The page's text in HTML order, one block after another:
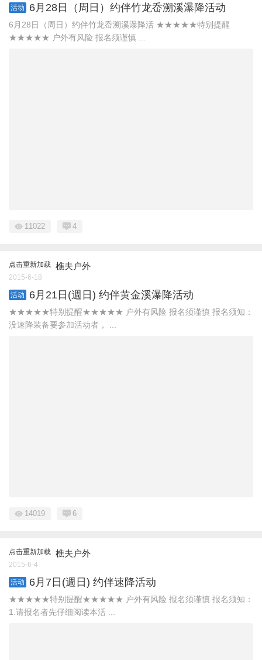
活动 6月28日（周日）约伴竹龙岙溯溪瀑降活动
6月28日（周日）约伴竹龙岙溯溪瀑降活 ★★★★★特别提醒
★★★★★ 户外有风险 报名须谨慎 ...
11022 4
点击重新加载 樵夫户外
2015-6-18
活动 6月21日(週日) 约伴黄金溪瀑降活动
★★★★★特别提醒★★★★★ 户外有风险 报名须谨慎 报名须知：
没速降装备要参加活动者， ...
14019 6
点击重新加载 樵夫户外
2015-6-4
活动 6月7日(週日) 约伴速降活动
★★★★★特别提醒★★★★★ 户外有风险 报名须谨慎 报名须知：
1.请报名者先仔细阅读本活 ...